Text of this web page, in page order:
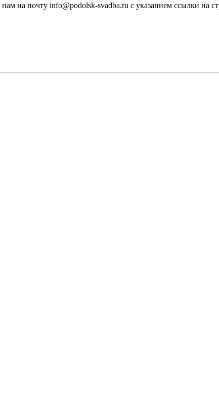
на почту info@podolsk-svadba.ru с указанием ссылки на